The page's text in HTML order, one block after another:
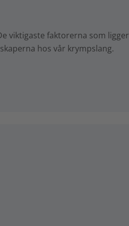
viktigaste faktorerna som ligger
hos vår krympslang.